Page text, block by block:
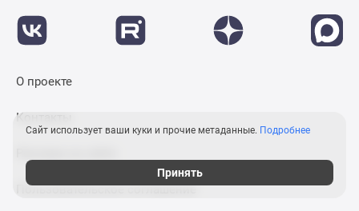
О проекте
Контакты
Пользовательское соглашение
Сайт использует ваши куки и прочие метаданные. Подробнее
Принять